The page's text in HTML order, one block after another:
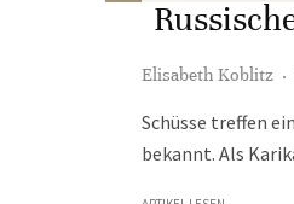
Elisabeth Koblitz ·
Schüsse treffen
bekannt. Als